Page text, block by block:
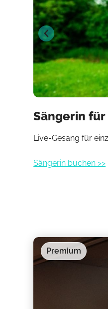
Sängerin
Live-Gesang für
Sängerin buchen >>
Premium